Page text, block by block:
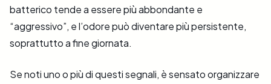
batterico tende a essere più abbondante e
“aggressivo”, e l’odore può diventare più persistente,
soprattutto a fine giornata.
Se noti uno o più di questi segnali, è sensato organizzare